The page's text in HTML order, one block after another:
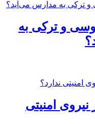
و ترکی به
امنیتی